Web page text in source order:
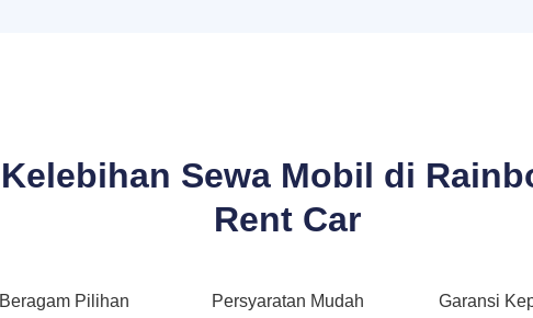
Kelebihan Sewa Mobil di
Rent Car
Beragam Pilihan
Persyaratan Mudah
Garansi